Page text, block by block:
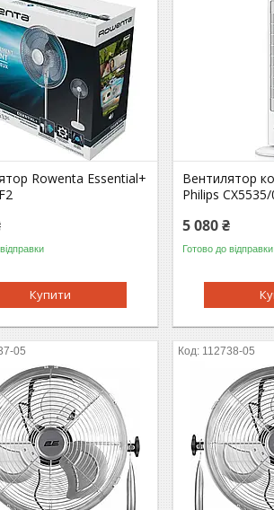
Rowenta Essential+
Купити
Вентилятор
Philips CX5535/
5 080 ₴
Готово до відправки
05 112738-05